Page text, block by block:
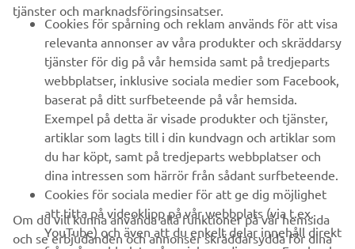
B2B
UTFORSKA YAMAHA
FAQ & SUPPORT
NYHETSBREV
Bli först att ta del av de senaste erbjudandena, evenemangen,
nyheterna och mycket mer
tjänster och marknadsföringsinsatser.
Cookies för spårning och reklam används för att visa
relevanta annonser av våra produkter och skräddarsy
tjänster för dig på vår hemsida samt på tredjeparts
webbplatser, inklusive sociala medier som Facebook,
baserat på ditt surfbeteende på vår hemsida.
Exempel på detta är visade produkter och tjänster,
artiklar som lagts till i din kundvagn och artiklar som
du har köpt, samt på tredjeparts webbplatser och
dina intressen som härrör från sådant surfbeteende.
Cookies för sociala medier för att ge dig möjlighet
att titta på videoklipp på vår webbplats (via t.ex.
YouTube) och även att du enkelt delar innehåll direkt
Om du vill kunna använda alla funktioner på vår hemsida
och se erbjudanden och annonser skräddarsydda för dina